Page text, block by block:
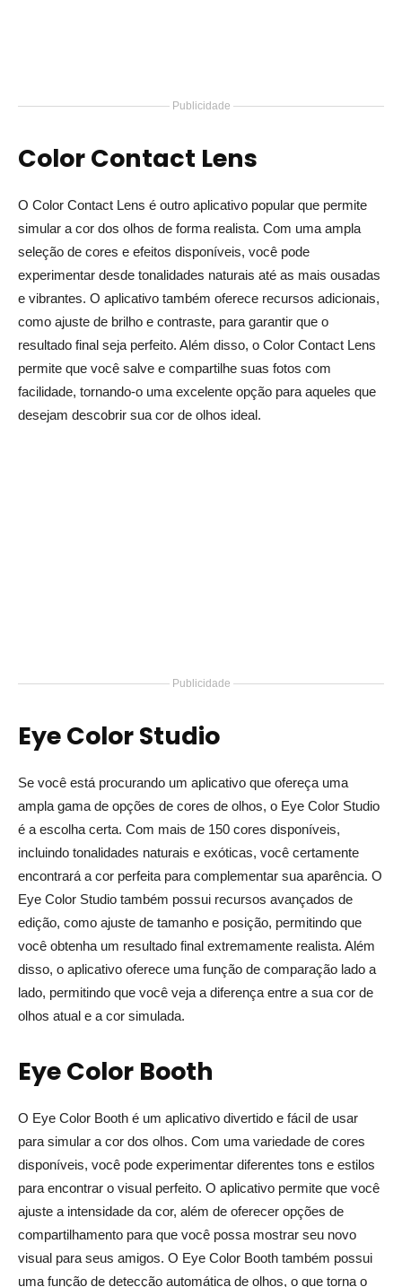
Publicidade
Color Contact Lens
O Color Contact Lens é outro aplicativo popular que permite
simular a cor dos olhos de forma realista. Com uma ampla
seleção de cores e efeitos disponíveis, você pode
experimentar desde tonalidades naturais até as mais ousadas
e vibrantes. O aplicativo também oferece recursos adicionais,
como ajuste de brilho e contraste, para garantir que o
resultado final seja perfeito. Além disso, o Color Contact Lens
permite que você salve e compartilhe suas fotos com
facilidade, tornando-o uma excelente opção para aqueles que
desejam descobrir sua cor de olhos ideal.
Publicidade
Eye Color Studio
Se você está procurando um aplicativo que ofereça uma
ampla gama de opções de cores de olhos, o Eye Color Studio
é a escolha certa. Com mais de 150 cores disponíveis,
incluindo tonalidades naturais e exóticas, você certamente
encontrará a cor perfeita para complementar sua aparência. O
Eye Color Studio também possui recursos avançados de
edição, como ajuste de tamanho e posição, permitindo que
você obtenha um resultado final extremamente realista. Além
disso, o aplicativo oferece uma função de comparação lado a
lado, permitindo que você veja a diferença entre a sua cor de
olhos atual e a cor simulada.
Eye Color Booth
O Eye Color Booth é um aplicativo divertido e fácil de usar
para simular a cor dos olhos. Com uma variedade de cores
disponíveis, você pode experimentar diferentes tons e estilos
para encontrar o visual perfeito. O aplicativo permite que você
ajuste a intensidade da cor, além de oferecer opções de
compartilhamento para que você possa mostrar seu novo
visual para seus amigos. O Eye Color Booth também possui
uma função de detecção automática de olhos, o que torna o